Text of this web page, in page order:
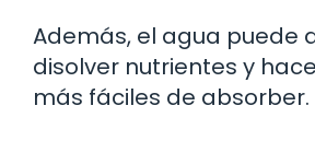
Además, el agua puede
disolver nutrientes y
más fáciles de absorber.